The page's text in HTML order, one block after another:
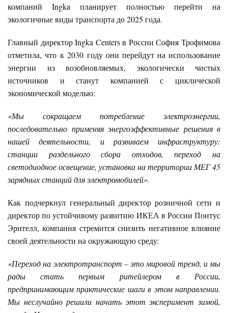
компаний Ingka планирует полностью перейти на
экологичные виды транспорта до 2025 года.
Главный директор Ingka Centers в России София Трофимова
отметила, что к 2030 году они перейдут на использование
энергии из возобновляемых, экологически чистых
источников и станут компанией с циклической
экономической моделью:
«Мы сокращаем потребление электроэнергии,
последовательно применяя энергоэффективные решения в
нашей деятельности, и развиваем инфраструктуру:
станции раздельного сбора отходов, переход на
светодиодное освещение, установка на территории МЕГ 45
зарядных станций для электромобилей».
Как подчеркнул генеральный директор розничной сети и
директор по устойчивому развитию ИКЕА в России Понтус
Эрнтелл, компания стремится снизить негативное влияние
своей деятельности на окружающую среду:
«Переход на электротранспорт – это мировой тренд, и мы
рады стать первым ритейлером в России,
предпринимающим практические шаги в этом направлении.
Мы неслучайно решили начать этот эксперимент зимой,